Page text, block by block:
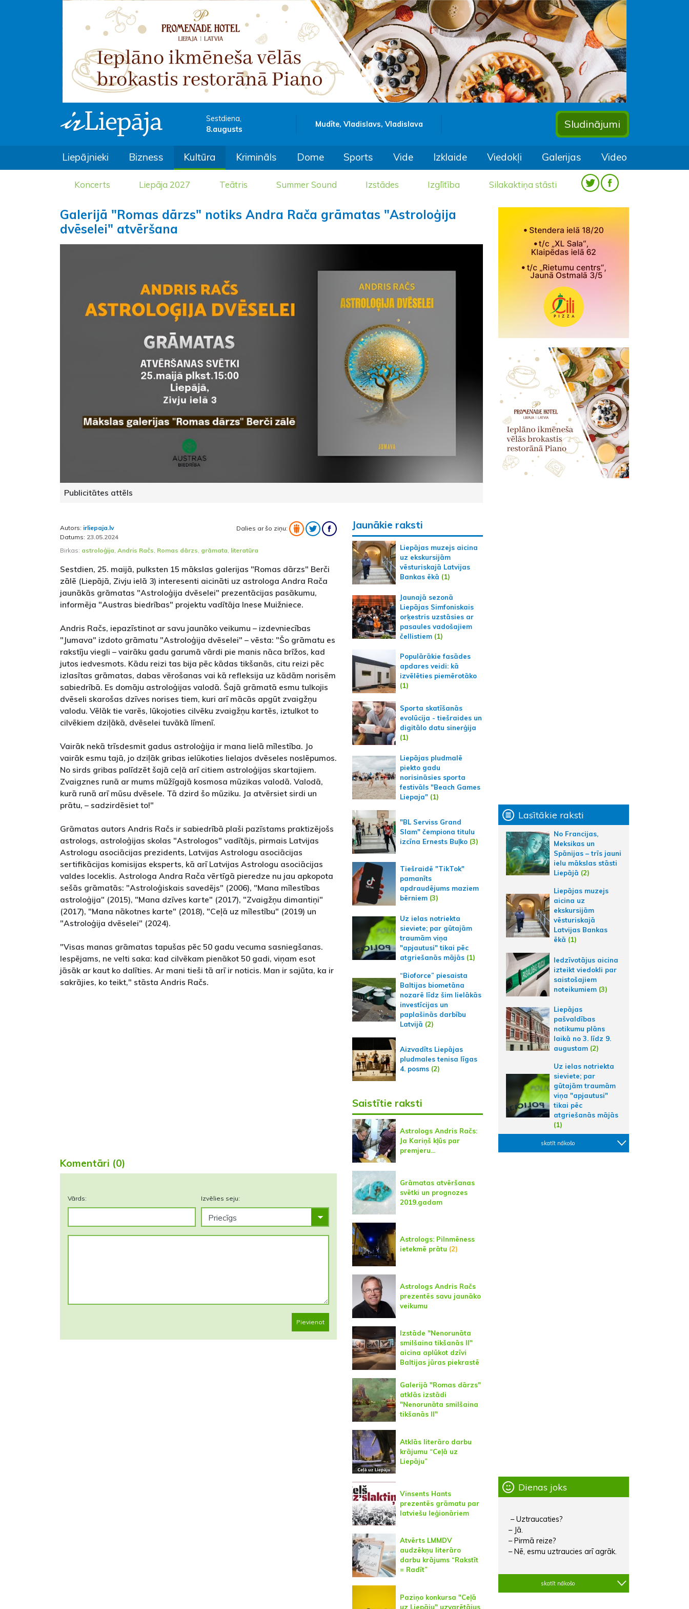
Sestdiena,
8.augusts
Mudīte, Vladislavs, Vladislava Sludinājumi
Liepājnieki Bizness Kultūra Krimināls Dome Sports Vide Izklaide Viedokļi Galerijas Video
Koncerts Liepāja 2027 Teātris Summer Sound Izstādes Izglītība Silakaktiņa stāsti
Galerijā "Romas dārzs" notiks Andra Rača grāmatas "Astroloģija
dvēselei" atvēršana
Publicitātes attēls
Autors: irliepaja.lv
Datums: 23.05.2024
Dalies ar šo ziņu:
Birkas: astroloģija Andris Račs Romas dārzs grāmata literatūra
Sestdien, 25. maijā, pulksten 15 mākslas galerijas "Romas dārzs" Berči
zālē (Liepājā, Zivju ielā 3) interesenti aicināti uz astrologa Andra Rača
jaunākās grāmatas "Astroloģija dvēselei" prezentācijas pasākumu,
informēja "Austras biedrības" projektu vadītāja Inese Muižniece.
Andris Račs, iepazīstinot ar savu jaunāko veikumu – izdevniecības
"Jumava" izdoto grāmatu "Astroloģija dvēselei" – vēsta: "Šo grāmatu es
rakstīju viegli – vairāku gadu garumā vārdi pie manis nāca brīžos, kad
jutos iedvesmots. Kādu reizi tas bija pēc kādas tikšanās, citu reizi pēc
izlasītas grāmatas, dabas vērošanas vai kā refleksija uz kādām norisēm
sabiedrībā. Es domāju astroloģijas valodā. Šajā grāmatā esmu tulkojis
dvēseli skarošas dzīves norises tiem, kuri arī mācās apgūt zvaigžņu
valodu. Vēlāk tie varēs, lūkojoties cilvēku zvaigžņu kartēs, iztulkot to
cilvēkiem dziļākā, dvēselei tuvākā līmenī.
Vairāk nekā trīsdesmit gadus astroloģija ir mana lielā mīlestība. Jo
vairāk esmu tajā, jo dziļāk gribas ielūkoties lielajos dvēseles noslēpumos.
No sirds gribas palīdzēt šajā ceļā arī citiem astroloģijas skartajiem.
Zvaigznes runā ar mums mūžīgajā kosmosa mūzikas valodā. Valodā,
kurā runā arī mūsu dvēsele. Tā dzird šo mūziku. Ja atvērsiet sirdi un
prātu, – sadzirdēsiet to!"
Grāmatas autors Andris Račs ir sabiedrībā plaši pazīstams praktizējošs
astrologs, astroloģijas skolas "Astrologos" vadītājs, pirmais Latvijas
Astrologu asociācijas prezidents, Latvijas Astrologu asociācijas
sertifikācijas komisijas eksperts, kā arī Latvijas Astrologu asociācijas
valdes loceklis. Astrologa Andra Rača vērtīgā pieredze nu jau apkopota
sešās grāmatās: "Astroloģiskais savedējs" (2006), "Mana mīlestības
astroloģija" (2015), "Mana dzīves karte" (2017), "Zvaigžņu dimantiņi"
(2017), "Mana nākotnes karte" (2018), "Ceļā uz mīlestību" (2019) un
"Astroloģija dvēselei" (2024).
"Visas manas grāmatas tapušas pēc 50 gadu vecuma sasniegšanas.
Iespējams, ne velti saka: kad cilvēkam pienākot 50 gadi, viņam esot
jāsāk ar kaut ko dalīties. Ar mani tieši tā arī ir noticis. Man ir sajūta, ka ir
sakrājies, ko teikt," stāsta Andris Račs.
Komentāri (0)
Vārds: Izvēlies seju:
Pievienot
Jaunākie raksti
Liepājas muzejs aicina
uz ekskursijām
vēsturiskajā Latvijas
Bankas ēkā (1)
Jaunajā sezonā
Liepājas Simfoniskais
orķestris uzstāsies ar
pasaules vadošajiem
čellistiem(1)
Populārākie fasādes
apdares veidi: kā
izvēlēties piemērotāko
(1)
Sporta skatīšanās
evolūcija - tiešraides un
digitālo datu sinerģija
(1)
Liepājas pludmalē
piekto gadu
norisināsies sporta
festivāls "Beach Games
Liepaja"(1)
"BL Serviss Grand
Slam" čempiona titulu
izcīna Ernests Buļko(3)
Tiešraidē "TikTok"
pamanīts
apdraudējums maziem
bērniem(3)
Uz ielas notriekta
sieviete; par gūtajām
traumām viņa
"apjautusi" tikai pēc
atgriešanās mājās(1)
“Bioforce” piesaista
Baltijas biometāna
nozarē līdz šim lielākās
investīcijas un
paplašinās darbību
Latvijā (2)
Aizvadīts Liepājas
pludmales tenisa līgas
4. posms(2)
Saistītie raksti
Astrologs Andris Račs:
Ja Kariņš kļūs par
premjeru...
Grāmatas atvēršanas
svētki un prognozes
2019.gadam
Astrologs: Pilnmēness
ietekmē prātu (2)
Astrologs Andris Račs
prezentēs savu jaunāko
veikumu
Izstāde "Nenorunāta
smilšaina tikšanās II"
aicina aplūkot dzīvi
Baltijas jūras piekrastē
Galerijā "Romas dārzs"
atklās izstādi
"Nenorunāta smilšaina
tikšanās II"
Atklās literāro darbu
krājumu “Ceļā uz
Liepāju”
Vinsents Hants
prezentēs grāmatu par
latviešu leģionāriem
Atvērts LMMDV
audzēkņu literāro
darbu krājums “Rakstīt
= Radīt”
Paziņo konkursa "Ceļā
uz Liepāju" uzvarētājus
Lasītākie raksti
No Francijas,
Meksikas un
Spānijas – trīs jauni
ielu mākslas stāsti
Liepājā (2)
Liepājas muzejs
aicina uz
ekskursijām
vēsturiskajā
Latvijas Bankas
ēkā (1)
Iedzīvotājus aicina
izteikt viedokli par
saistošajiem
noteikumiem (3)
Liepājas
pašvaldības
notikumu plāns
laikā no 3. līdz 9.
augustam (2)
Uz ielas notriekta
sieviete; par
gūtajām traumām
viņa "apjautusi"
tikai pēc
atgriešanās mājās
(1)
skatīt nākošo
Dienas joks
– Uztraucaties?
– Jā.
– Pirmā reize?
– Nē, esmu uztraucies arī agrāk.
skatīt nākošo